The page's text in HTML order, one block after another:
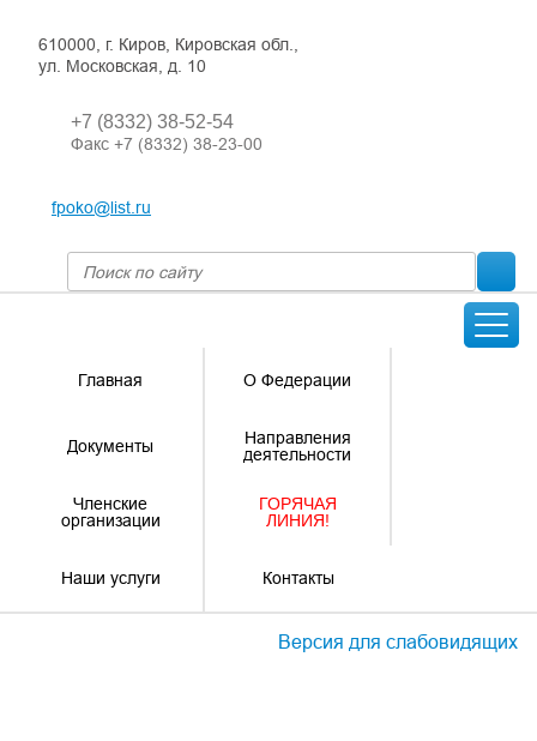
610000, г. Киров, Кировская обл.,
ул. Московская, д. 10
+7 (8332) 38-52-54
Факс +7 (8332) 38-23-00
fpoko@list.ru
Главная О Федерации
Документы
Направления
деятельности
Членские
организации
ГОРЯЧАЯ
ЛИНИЯ!
Наши услуги Контакты
Версия для слабовидящих